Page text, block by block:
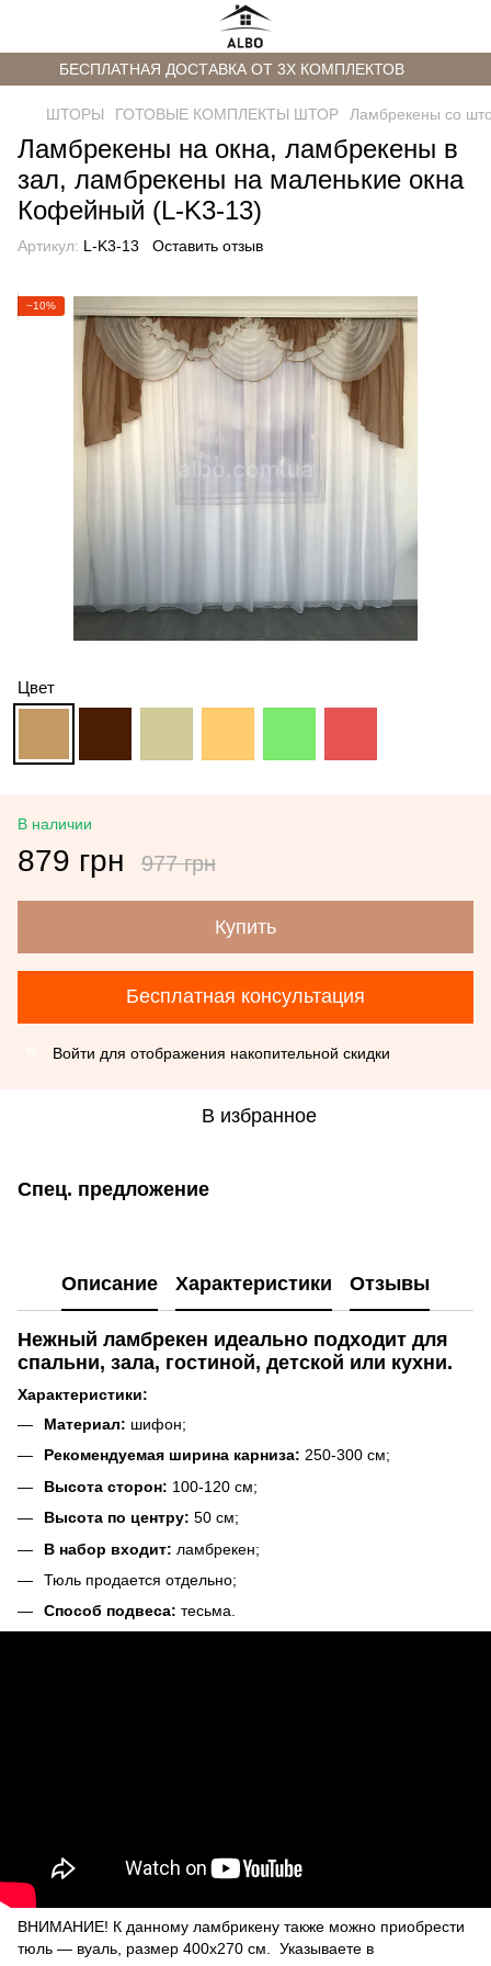
БЕСПЛАТНАЯ ДОСТАВКА ОТ 3Х КОМПЛЕКТОВ
ШТОРЫ ГОТОВЫЕ КОМПЛЕКТЫ ШТОР Ламбрекены со
Ламбрекены на окна, ламбрекены в
зал, ламбрекены на маленькие окна
Кофейный (L-K3-13)
Артикул: L-K3-13 Оставить отзыв
−10%
Цвет
В наличии
879 грн 977 грн
Купить
Бесплатная консультация
Войти для отображения накопительной скидки
В избранное
Спец. предложение
Описание Характеристики Отзывы
Нежный ламбрекен идеально подходит для
спальни, зала, гостиной, детской или кухни.
Характеристики:
Материал: шифон;
Рекомендуемая ширина карниза: 250-300 см;
Высота сторон: 100-120 см;
Высота по центру: 50 см;
В набор входит: ламбрекен;
Тюль продается отдельно;
Способ подвеса: тесьма.
ВНИМАНИЕ! К данному ламбрикену также можно приобрести
тюль ― вуаль, размер 400х270 см. Указываете в